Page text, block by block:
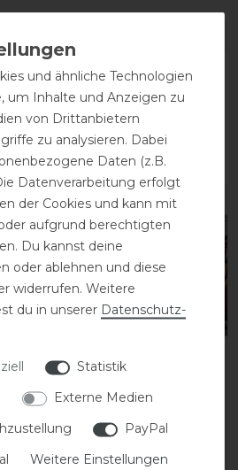
könnten dich auch
Leder-Nylon
Schlaufzügel 16mm
und ähnliche Technologien
um Inhalte und Anzeigen zu
von Drittanbietern
zu analysieren. Dabei
Daten (z.B.
Datenverarbeitung erfolgt
der Cookies und kann mit
aufgrund berechtigten
Du kannst deine
oder ablehnen und diese
widerrufen. Weitere
du in unserer Daten­schutz­
Statistik
Externe Medien
PayPal
Weitere Einstellungen